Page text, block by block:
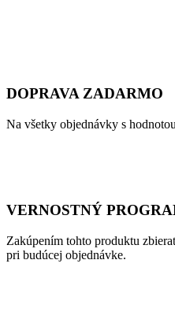
DOPRAVA ZADARMO
Na všetky objednávky s
VERNOSTNÝ
Zakúpením tohto produktu
pri budúcej objednávke.